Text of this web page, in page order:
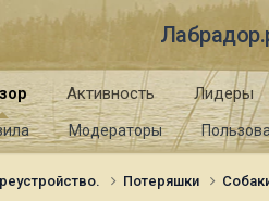
Модераторы
Активность Лидеры
Потеряшки